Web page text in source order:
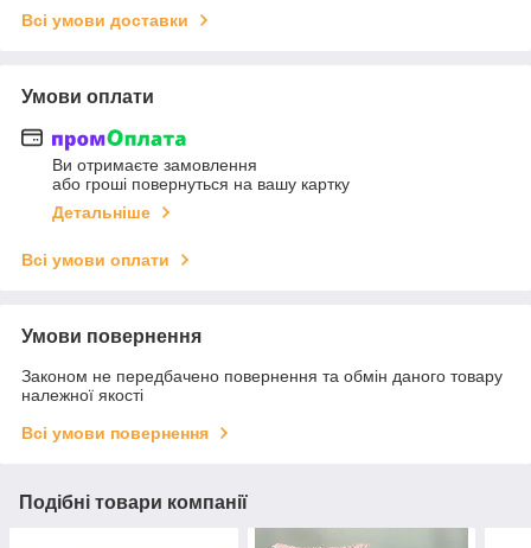
Всі умови доставки
Умови оплати
Ви отримаєте замовлення
або гроші повернуться на вашу картку
Детальніше
Всі умови оплати
Умови повернення
Законом не передбачено повернення та обмін даного товару
належної якості
Всі умови повернення
Подібні товари компанії